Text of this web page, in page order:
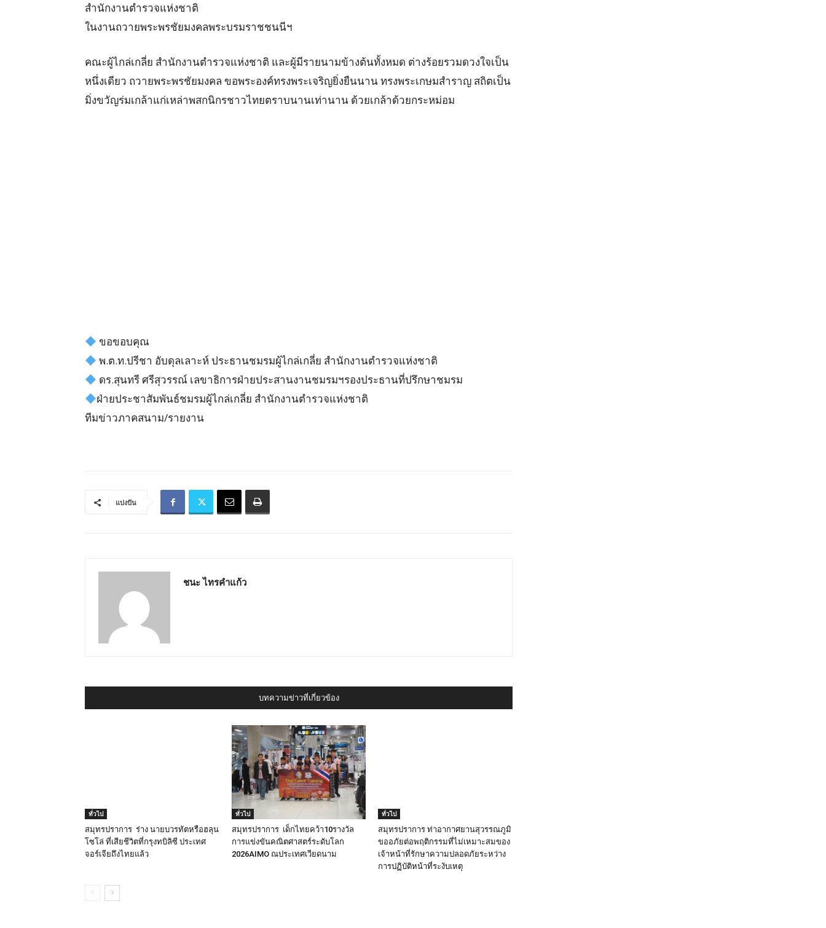
สำนักงานตำรวจแห่งชาติ
ในงานถวายพระพรชัยมงคลพระบรมราชชนนีฯ
คณะผู้ไกล่เกลี่ย สำนักงานตำรวจแห่งชาติ และผู้มีรายนามข้างต้นทั้งหมด ต่างร้อยรวมดวงใจเป็น
หนึ่งเดียว ถวายพระพรชัยมงคล ขอพระองค์ทรงพระเจริญยิ่งยืนนาน ทรงพระเกษมสำราญ สถิตเป็น
มิ่งขวัญร่มเกล้าแก่เหล่าพสกนิกรชาวไทยตราบนานเท่านาน ด้วยเกล้าด้วยกระหม่อม
ขอขอบคุณ
พ.ต.ท.ปรีชา อับดุลเลาะห์ ประธานชมรมผู้ไกล่เกลี่ย สำนักงานตำรวจแห่งชาติ
ดร.สุนทรี ศรีสุวรรณ์ เลขาธิการฝ่ายประสานงานชมรมฯรองประธานที่ปรึกษาชมรม
ฝ่ายประชาสัมพันธ์ชมรมผู้ไกล่เกลี่ย สำนักงานตำรวจแห่งชาติ
ทีมข่าวภาคสนาม/รายงาน
แบ่งปัน
ชนะ ไทรคำแก้ว
บทความข่าวที่เกี่ยวข้อง
ทั่วไป
สมุทรปราการ ร่าง นายบวรทัตหรือฮลุน
โซโล่ ที่เสียชีวิตที่กรุงทบิลิซี ประเทศ
จอร์เจียถึงไทยแล้ว
ทั่วไป
สมุทรปราการ เด็กไทยคว้า10รางวัล
การแข่งขันคณิตศาสตร์ระดับโลก
2026AIMO ณประเทศเวียดนาม
ทั่วไป
สมุทรปราการ ท่าอากาศยานสุวรรณภูมิ
ขออภัยต่อพฤติกรรมที่ไม่เหมาะสมของ
เจ้าหน้าที่รักษาความปลอดภัยระหว่าง
การปฏิบัติหน้าที่ระงับเหตุ